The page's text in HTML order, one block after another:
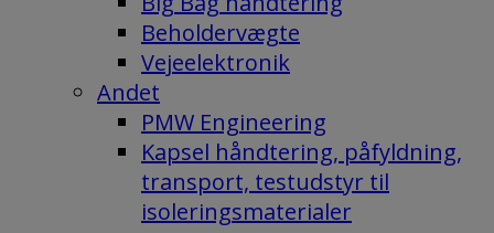
Beholdervægte
Vejeelektronik
Andet
PMW Engineering
Kapsel håndtering, påfyldning,
transport, testudstyr til
isoleringsmaterialer